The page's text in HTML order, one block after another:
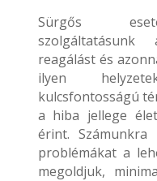
Sürgős
reagálást és
ilyen
kulcsfontosságú
a hiba jellege
érint.
problémákat a
megoldjuk,